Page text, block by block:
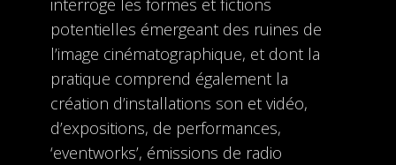
interroge les formes et fictions
potentielles émergeant des ruines de
l’image cinématographique, et dont la
pratique comprend également la
création d’installations son et vidéo,
d’expositions, de performances,
‘eventworks’, émissions de radio